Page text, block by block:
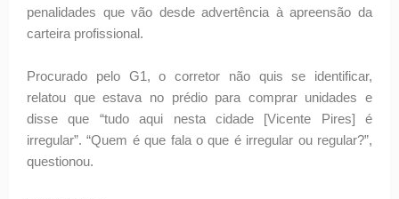
penalidades que vão desde advertência à apreensão da
carteira profissional.
Procurado pelo G1, o corretor não quis se identificar,
relatou que estava no prédio para comprar unidades e
disse que “tudo aqui nesta cidade [Vicente Pires] é
irregular”. “Quem é que fala o que é irregular ou regular?”,
questionou.